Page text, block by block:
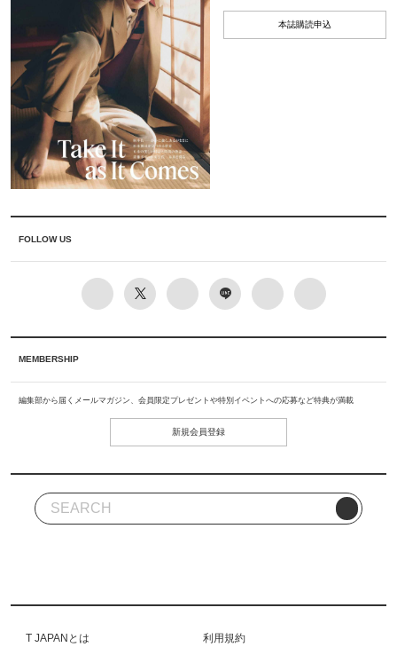
本誌購読申込
FOLLOW US
MEMBERSHIP
編集部から届くメールマガジン、会員限定プレゼントや特別イベントへの応募など特典が満載
新規会員登録
T JAPANとは
利用規約